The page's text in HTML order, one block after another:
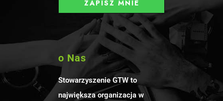
o Nas
Stowarzyszenie GTW to
największa organizacja w